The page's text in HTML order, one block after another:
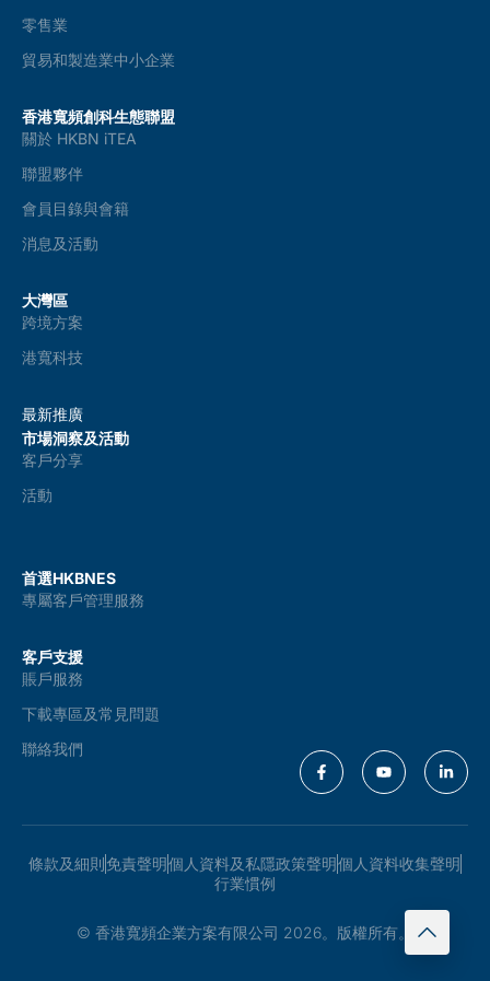
零售業
貿易和製造業中小企業
香港寬頻創科生態聯盟
關於 HKBN iTEA
聯盟夥伴
會員目錄與會籍
消息及活動
大灣區
跨境方案
港寬科技
最新推廣
市場洞察及活動
客戶分享
活動
首選HKBNES
專屬客戶管理服務
客戶支援
賬戶服務
下載專區及常見問題
聯絡我們
條款及細則免責聲明個人資料及私隱政策聲明個人資料收集聲明
行業慣例
© 香港寬頻企業方案有限公司 2026。版權所有。